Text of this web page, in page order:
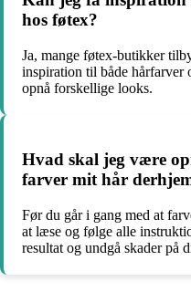
hos føtex?
Ja, mange føtex-butikker
inspiration til både hårfarver
opnå forskellige looks.
Hvad skal jeg være
farver mit hår
Før du går i gang med at
at læse og følge alle
resultat og undgå skader på